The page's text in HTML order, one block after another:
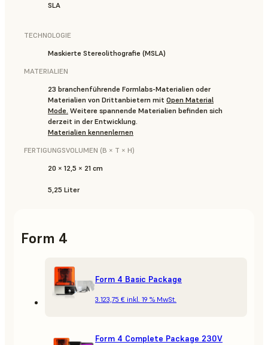
SLA
TECHNOLOGIE
Maskierte Stereolithografie (MSLA)
MATERIALIEN
23 branchenführende Formlabs-Materialien oder
Materialien von Drittanbietern mit Open Material
Mode. Weitere spannende Materialien befinden sich
derzeit in der Entwicklung.
Materialien kennenlernen
FERTIGUNGSVOLUMEN (B × T × H)
20 × 12,5 × 21 cm
5,25 Liter
Form 4
Form 4 Basic Package
3.123,75 € inkl. 19 % MwSt.
Form 4 Complete Package 230V